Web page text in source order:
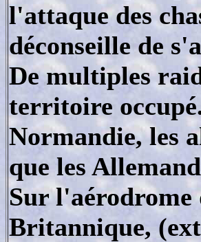
l'attaque des
déconseille de
De multiples
territoire
Normandie, les
que les
Sur l'aérodrome
Britannique,